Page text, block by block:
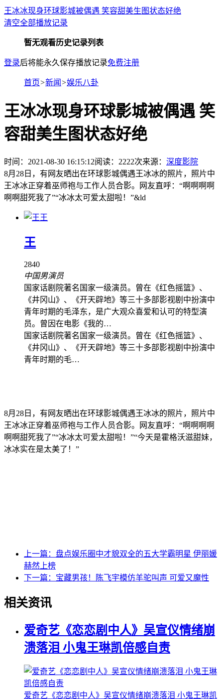
王冰冰现身环球影城被偶遇 笑容甜美生图状态好绝
清空全部播放记录
暂无观看历史记录列表
登录后将能永久保存播放记录免费注册
首页>新闻 >娱乐八卦
王冰冰现身环球影城被偶遇 笑
容甜美生图状态好绝
时间：2021-08-30 16:15:12阅读： 2222次来源： 深度影院
8月28日，有网友晒出在环球影城偶遇王冰冰的照片，照片中
王冰冰正穿着巫师袍与工作人员合影。网友直呼：“啊啊啊啊
啊啊甜死我了”“冰冰太可爱太甜啦！”&ld
王
王
2840
中国男演员
国家话剧院著名国家一级演员。曾在《红色摇篮》、
《井冈山》、《开天辟地》等三十多部影视剧中扮演中
青年时期的毛泽东，是广大观众喜爱和认可的特型演
员。曾因在电影《我的…
国家话剧院著名国家一级演员。曾在《红色摇篮》、
《井冈山》、《开天辟地》等三十多部影视剧中扮演中
青年时期的毛…
8月28日，有网友晒出在环球影城偶遇王冰冰的照片，照片中
王冰冰正穿着巫师袍与工作人员合影。网友直呼：“啊啊啊啊
啊啊甜死我了”“冰冰太可爱太甜啦！”“今天是霍格沃滋甜妹，
冰冰实在是太美了！”
上一篇： 盘点娱乐圈中才貌双全的五大学霸明星 伊丽媛
赫然上榜
下一篇： 宝藏男孩！陈飞宇模仿羊驼叫声 可爱又魔性
相关资讯
爱奇艺《恋恋剧中人》吴宣仪情绪崩
溃落泪 小鬼王琳凯倍感自责
爱奇艺《恋恋剧中人》吴宣仪情绪崩溃落泪 小鬼王琳凯